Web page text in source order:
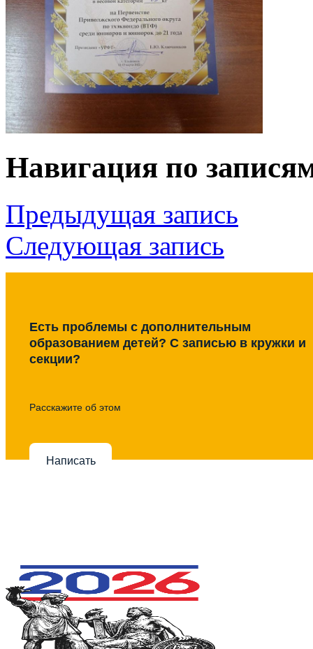
Навигация по
Предыдущая запись
Следующая запись
Есть проблемы с дополнительным
образованием детей? С записью в кружки и
секции?
Расскажите об этом
Написать